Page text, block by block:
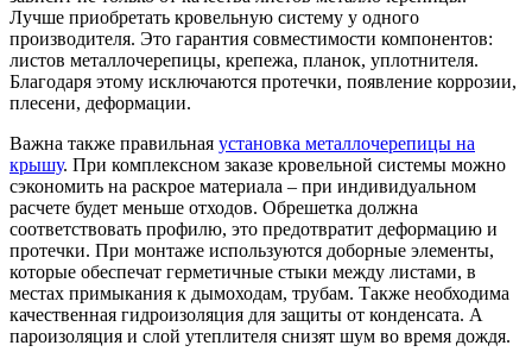
Лучше приобретать кровельную систему у одного
производителя. Это гарантия совместимости компонентов:
листов металлочерепицы, крепежа, планок, уплотнителя.
Благодаря этому исключаются протечки, появление коррозии,
плесени, деформации.
Важна также правильная установка металлочерепицы на
крышу. При комплексном заказе кровельной системы можно
сэкономить на раскрое материала – при индивидуальном
расчете будет меньше отходов. Обрешетка должна
соответствовать профилю, это предотвратит деформацию и
протечки. При монтаже используются доборные элементы,
которые обеспечат герметичные стыки между листами, в
местах примыкания к дымоходам, трубам. Также необходима
качественная гидроизоляция для защиты от конденсата. А
пароизоляция и слой утеплителя снизят шум во время дождя.